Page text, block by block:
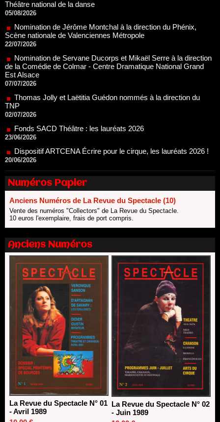
Nomination de Servane Ducorps et Mikaël Serre à la direction
de la Comédie de Colmar - Centre Dramatique National Grand
Est Alsace
07/07/2026
Thomas Jolly et Laëtitia Guédon nommés à la direction du
TNP
02/07/2026
Fonds SACD Théâtre : les lauréats 2026
Dispositif ARTCENA Écrire pour le cirque, les lauréats 2026 !
20/06/2026
Le palmarès des prix SACD 2026
18/06/2026
Les 10 lauréats du Fonds Grandes Formes Théâtre 2026
SACD
Nomination de Nathalie Garraud et Olivier Saccomano à la
direction du Théâtre de Gennevilliers - CDN
13/06/2026
Dispositif SACD Auteurs d'espaces : les lauréats 2026
18/03/2026
Numéros Papier
Anciens Numéros de La Revue du Spectacle (10)
Vente des numéros "Collectors" de La Revue du Spectacle.
10 euros l'exemplaire, frais de port compris.
Anciens Numéros
La Revue du Spectacle N° 01
- Avril 1989
La Revue du Spectacle N° 02
- Juin 1989